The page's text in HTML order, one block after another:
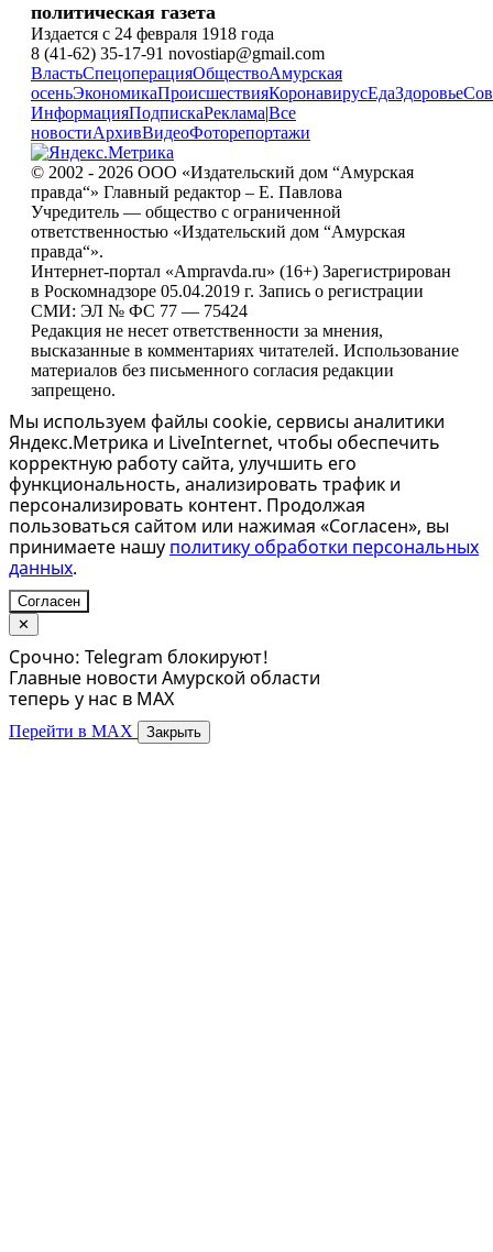
политическая газета
Издается с 24 февраля 1918 года
8 (41-62) 35-17-91 novostiap@gmail.com
ВластьСпецоперацияОбществоАмурская
осеньЭкономикаПроисшествияКоронавирусЕдаЗдоровье
ИнформацияПодпискаРеклама|Все
новостиАрхивВидеоФоторепортажи
© 2002 - 2026 ООО «Издательский дом “Амурская
правда“» Главный редактор – Е. Павлова
Учредитель — общество с ограниченной
ответственностью «Издательский дом “Амурская
правда“».
Интернет-портал «Ampravda.ru» (16+) Зарегистрирован
в Роскомнадзоре 05.04.2019 г. Запись о регистрации
СМИ: ЭЛ № ФС 77 — 75424
Редакция не несет ответственности за мнения,
высказанные в комментариях читателей. Использование
материалов без письменного согласия редакции
запрещено.
Мы используем файлы cookie, сервисы аналитики
Яндекс.Метрика и LiveInternet, чтобы обеспечить
корректную работу сайта, улучшить его
функциональность, анализировать трафик и
персонализировать контент. Продолжая
пользоваться сайтом или нажимая «Согласен», вы
принимаете нашу политику обработки персональных
данных.
Согласен
✕
Срочно: Telegram блокируют!
Главные новости Амурской области
теперь у нас в MAX
Перейти в MAX Закрыть